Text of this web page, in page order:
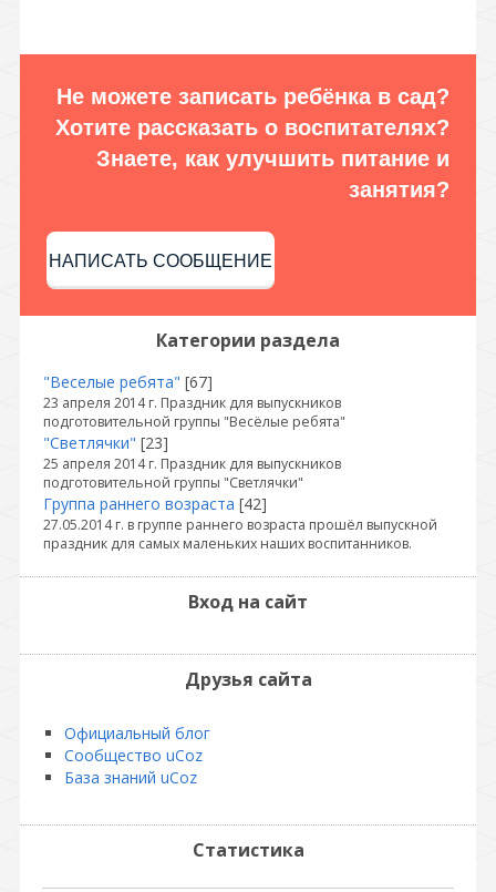
Не можете записать ребёнка в сад?
Хотите рассказать о воспитателях?
Знаете, как улучшить питание и
занятия?
НАПИСАТЬ СООБЩЕНИЕ
Категории раздела
"Веселые ребята" [67]
23 апреля 2014 г. Праздник для выпускников
подготовительной группы "Весёлые ребята"
"Светлячки" [23]
25 апреля 2014 г. Праздник для выпускников
подготовительной группы "Светлячки"
Группа раннего возраста [42]
27.05.2014 г. в группе раннего возраста прошёл выпускной
праздник для самых маленьких наших воспитанников.
Вход на сайт
Друзья сайта
Официальный блог
Сообщество uCoz
База знаний uCoz
Статистика